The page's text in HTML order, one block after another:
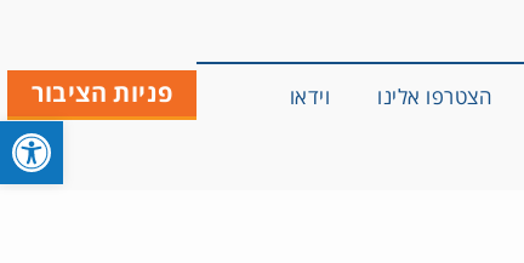
פניות הציבור הצטרפו אלינו וידאו
פתח